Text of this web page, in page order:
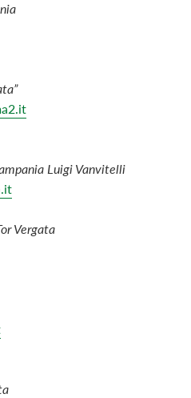
Luigi Vanvitelli
Vergata